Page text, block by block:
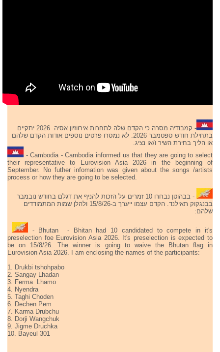
- קמבודיה מסרה כי הקדם שלה לתחרות אירווזיון אסיה 2026 יתקיים
בתחילת חודש ספטמבר 2026. לא נמסרו פרטים נוספים אודות הקדם שלהם
או הליך בחירת השיר ו/או נציג.
- Cambodia - Cambodia informed us that they are going to select
their representative to Eurovision Asia 2026 in the beginning of
September. No futher infomation was given about the songs /artists
process or how they are going to be selected.
- בבהוטן נבחרו 10 זמרים על הזכות להניף את דגלם בחודש נובמבר
בבנגקוק תאילנד. הקדם עצמו ייערך ב-15/8/26 ולהלן שמות המתמודדים
שלהם:
- Bhutan - Bhitan had 10 candidated to compete in it's
preselection foe Eurovision Asia 2026. It's preselection is expected to
be on 15/8/26. The winner is going to waive the Bhutan flag in
Eurovision Asia 2026. I am enclosing the names of the participants:
1. Drukbi tshohpabo
2. Sangay Lhadan
3. Ferma Lhamo
4. Nyendra
5. Taghi Choden
6. Dechen Pem
7. Karma Drubchu
8. Dorji Wangchuk
9. Jigme Druchka
10. Bayeul 301